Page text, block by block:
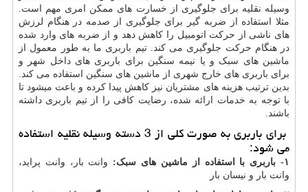
وسیله نقلیه برای جلوگیری از خسارت های ممکن امری مهم است.
مثلا استفاده از ضربه گیر برای جلوگیری از صدمه در هنگام لرزش
های ناشی از حرکت اتومبیل را کاهش دهد و از ضربه های وارد شده
در هنگام حرکت جلوگیری می کند. تیم باربری ما به طور معمول از
ماشین های سبک و یا نیمه سنگین برای باربری های داخل شهر و
برای باربری های خارج شهری از ماشین های سنگین استفاده می کند.
بدین ترتیب هزینه های مشتریان نیز کاهش پیدا کرده و باعت میشود تا
با توجه به خدمات ارائه شده، رضایت کافی را از تیم باربری داشته
باشند.
برای باربری به صورت کلی از 3 دسته وسیله نقلیه استفاده
می شود:
۱- باربری با استفاده از ماشین های سبک: وانت بار، وانت پراید،
وانت بار و نیسان بار